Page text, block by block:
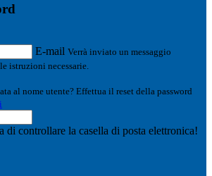
E-mail Verrà inviato un messaggio
istruzioni necessarie.
al nome utente? Effettua il reset della password
di controllare la casella di posta elettronica!